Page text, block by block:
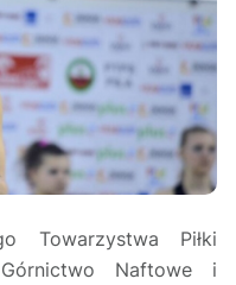
Towarzystwa Piłki
Naftowe i